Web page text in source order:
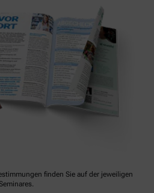
finden Sie auf der jeweiligen